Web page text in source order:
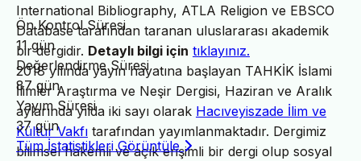
International Bibliography, ATLA Religion ve EBSCO
Database tarafından taranan uluslararası akademik
bir dergidir. Detaylı bilgi için tıklayınız.
2018 yılında yayın hayatına başlayan TAHKİK İslami
İlimler Araştırma ve Neşir Dergisi, Haziran ve Aralık
aylarında yılda iki sayı olarak Hacıveyiszade İlim ve
Kültür Vakfı tarafından yayımlanmaktadır. Dergimiz
bilimsel hakemli ve açık erişimli bir dergi olup sosyal
Ön Kontrol Süresi
11 gün
Değerlendirme Süresi
87 gün
Yayım Süresi
37 gün
Tüm İstatistikleri Görüntüle